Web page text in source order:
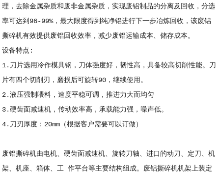
理，去除金属杂质和废非金属杂质，实现废铝制品的分离及回收，分选
率可达到96-99%，最大限度得到纯净铝进行下一步冶炼回收，该废铝
撕碎机有效提供废铝回收效率，减少废铝运输成本、储存成本。
设备特点:
1.刀片选用冷作模具钢，刀体强度好，韧性高，具备较高切削性能。刀
片有四个切削刃，磨损后可旋转90，继续使用。
2.液压强制喂料，速度平稳可调，推进力大而均匀
3.硬齿面减速机，传动效率高，承载能力强，噪声低。
4.刀刃厚度：20mm（根据客户需要可以订做）
废铝撕碎机由电机、硬齿面减速机、旋转刀轴、进口的动刀、定刀、机
架、机座、箱体、工 作平台等主要结构组成。 废铝撕碎机机架上装定